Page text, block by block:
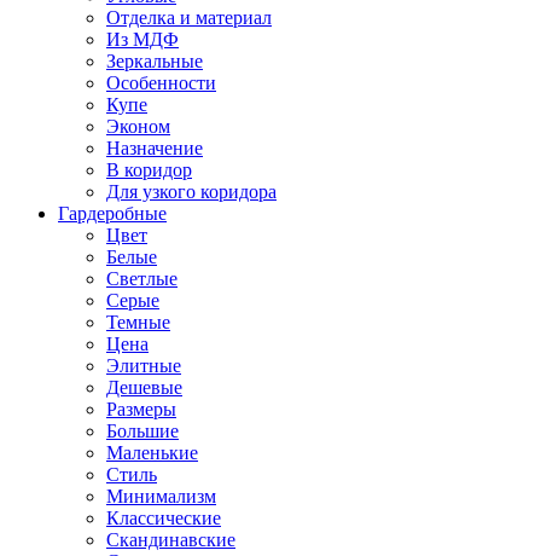
Отделка и материал
Из МДФ
Зеркальные
Особенности
Купе
Эконом
Назначение
В коридор
Для узкого коридора
Гардеробные
Цвет
Белые
Светлые
Серые
Темные
Цена
Элитные
Дешевые
Размеры
Большие
Маленькие
Стиль
Минимализм
Классические
Скандинавские